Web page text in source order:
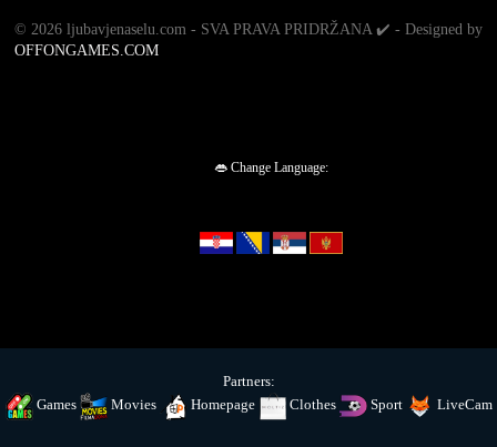
© 2026 ljubavjenaselu.com - SVA PRAVA PRIDRŽANA ✔️ - Designed by
OFFONGAMES.COM
👄 Change Language:
Partners:
Games
Movies Homepage Clothes Sport LiveCam